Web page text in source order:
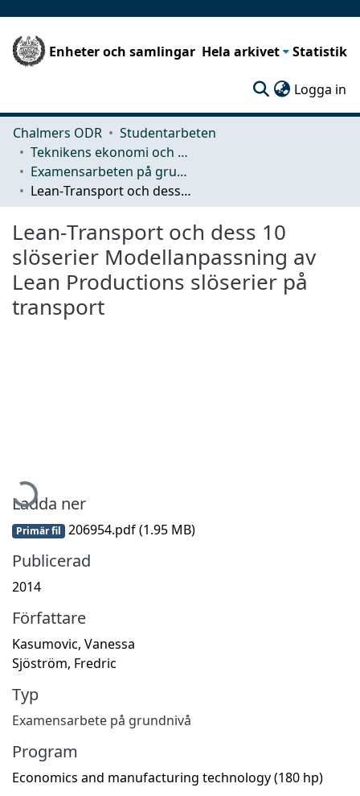
Enheter och samlingar Hela arkivet Statistik
Logga in
Chalmers ODR
Studentarbeten
Teknikens ekonomi och organisation
Examensarbeten på grundnivå
Lean‐Transport och dess 10 slöserier Modellanpassning av Lean Productions slöserier på transport
Lean‐Transport och dess 10
slöserier Modellanpassning av
Lean Productions slöserier på
transport
Hämtar...
Ladda ner
Primär fil 206954.pdf(1.95 MB)
Publicerad
2014
Författare
Kasumovic, Vanessa
Sjöström, Fredric
Typ
Examensarbete på grundnivå
Program
Economics and manufacturing technology (180 hp)